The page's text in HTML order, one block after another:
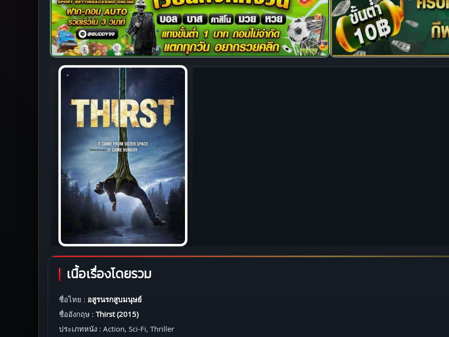
เนื้อเรื่องโดยรวม
ชื่อไทย : อสูรนรกสูบมนุษย์
ชื่ออังกฤษ : Thirst (2015)
ประเภทหนัง : Action, Sci-Fi, Thriller